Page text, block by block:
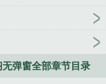
弹窗全部章节目录